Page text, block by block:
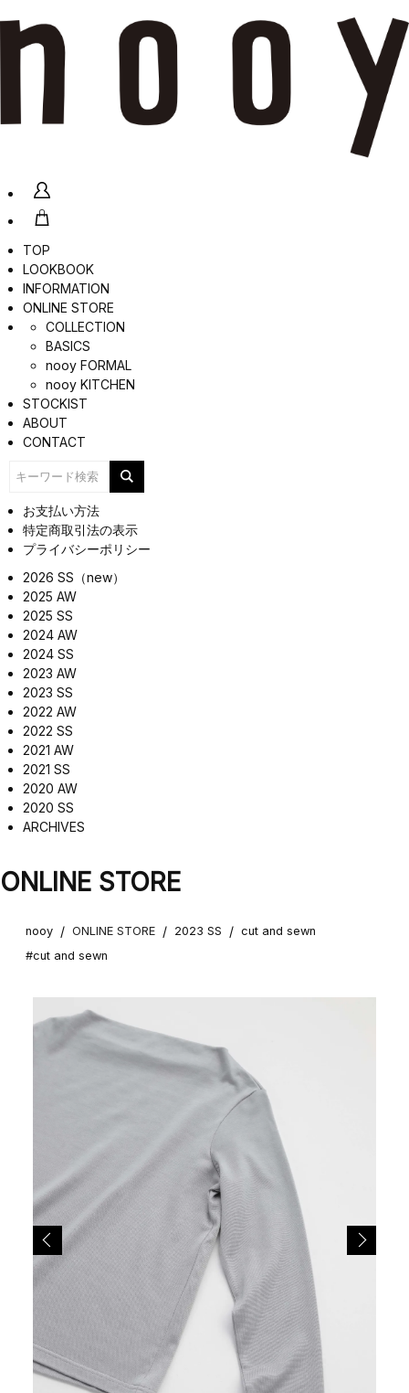
TOP
LOOKBOOK
INFORMATION
ONLINE STORE
COLLECTION
BASICS
nooy FORMAL
nooy KITCHEN
STOCKIST
ABOUT
CONTACT
お支払い方法
特定商取引法の表示
プライバシーポリシー
2026 SS（new）
2025 AW
2025 SS
2024 AW
2024 SS
2023 AW
2023 SS
2022 AW
2022 SS
2021 AW
2021 SS
2020 AW
2020 SS
ARCHIVES
ONLINE STORE
nooy / ONLINE STORE / 2023 SS / cut and sewn
#cut and sewn